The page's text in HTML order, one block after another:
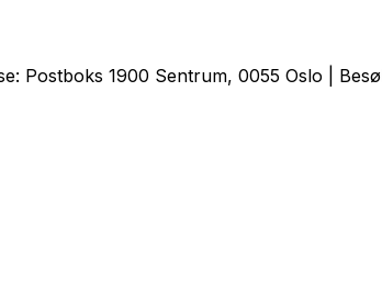
Postboks 1900 Sentrum, 0055 Oslo |